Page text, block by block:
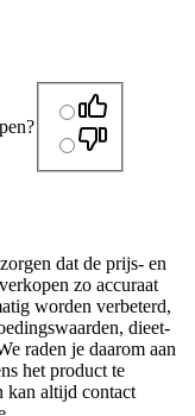
dat de prijs- en
zo accuraat
worden verbeterd,
dieet-
raden je daarom aan
het product te
kan altijd contact